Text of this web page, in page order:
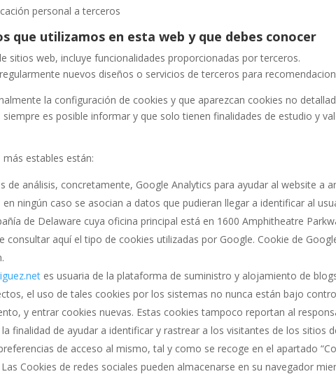
personal a terceros
que utilizamos en esta web y que debes conocer
sitios web, incluye funcionalidades proporcionadas por terceros.
nuevos diseños o servicios de terceros para
la configuración de cookies y que aparezcan cookies no
es posible informar y que solo tienen finalidades de estudio y
estables están:
de análisis, concretamente, Google Analytics para ayudar al website a
ningún caso se asocian a datos que pudieran llegar a identificar al
de Delaware cuya oficina principal está en 1600 Amphitheatre
consultar aquí el tipo de cookies utilizadas por Google. Cookie de
es usuaria de la plataforma de suministro y alojamiento de
el uso de tales cookies por los sistemas no nunca están bajo
y entrar cookies nuevas. Estas cookies tampoco reportan al
finalidad de ayudar a identificar y rastrear a los visitantes de los sitios
de acceso al mismo, tal y como se recoge en el apartado
Cookies de redes sociales pueden almacenarse en su navegador